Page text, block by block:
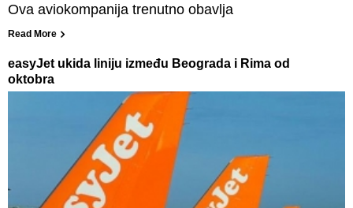
Ova aviokompanija trenutno obavlja
Read More
easyJet ukida liniju između Beograda i Rima od
oktobra